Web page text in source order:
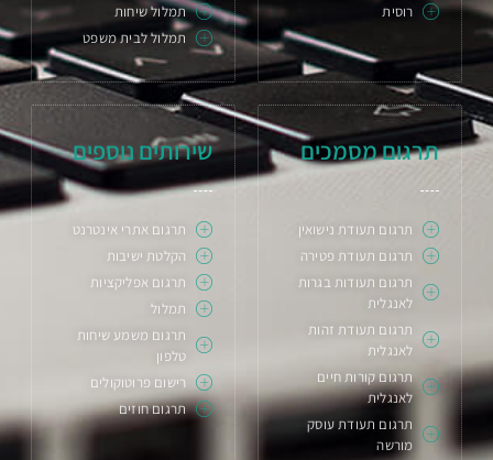
רוסית
תמלול שיחות
תמלול לבית משפט
תרגום מסמכים
תרגום תעודת נישואין
תרגום תעודת פטירה
תרגום תעודות בגרות
לאנגלית
תרגום תעודת זהות
לאנגלית
תרגום קורות חיים
לאנגלית
תרגום תעודת עוסק
מורשה
שירותים נוספים
תרגום אתרי אינטרנט
הקלטת ישיבות
תרגום אפליקציות
תמלול
תרגום משמע שיחות
טלפון
רישום פרוטוקולים
תרגום חוזים